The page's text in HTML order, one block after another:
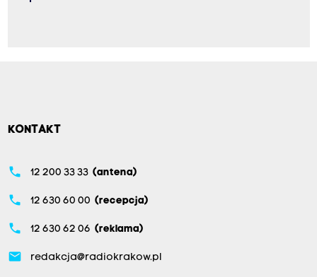
KONTAKT
phone 12 200 33 33 (antena)
phone 12 630 60 00 (recepcja)
phone 12 630 62 06 (reklama)
email redakcja@radiokrakow.pl